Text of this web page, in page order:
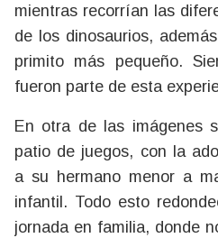
mientras recorrían las
de los dinosaurios,
primito más pequeño.
fueron parte de esta
En otra de las imágenes
patio de juegos, con la
a su hermano menor a
infantil. Todo esto
jornada en familia, donde